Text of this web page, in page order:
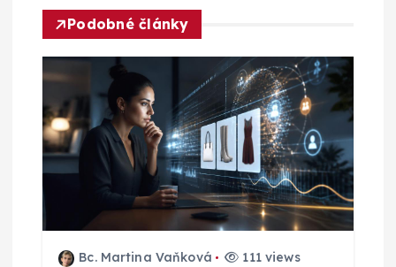
c
e
p
r
o
p
Podobné články
Bc. Martina Vaňková 111 views